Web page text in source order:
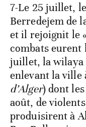
7-Le 25 juillet,
Berredejem de
et il rejoignit le
combats eurent
juillet, la wilaya
enlevant la ville
d’Alger) dont
août, de
produisirent à